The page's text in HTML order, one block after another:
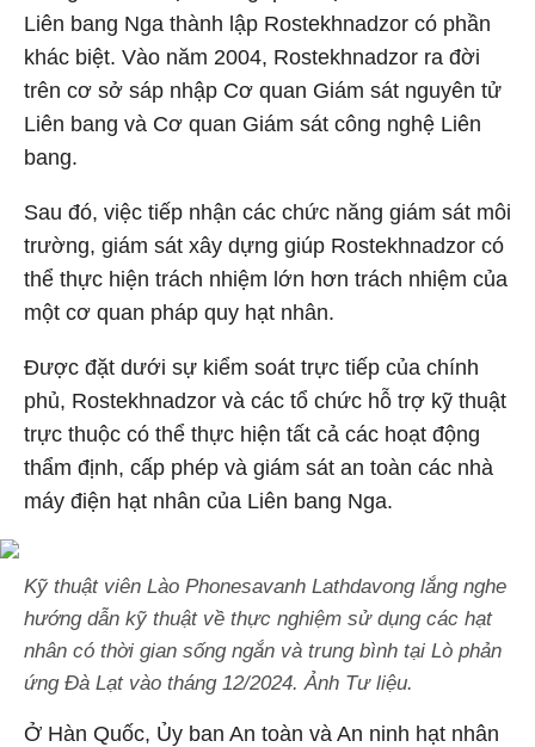
Liên bang Nga thành lập Rostekhnadzor có phần
khác biệt. Vào năm 2004, Rostekhnadzor ra đời
trên cơ sở sáp nhập Cơ quan Giám sát nguyên tử
Liên bang và Cơ quan Giám sát công nghệ Liên
bang.
Sau đó, việc tiếp nhận các chức năng giám sát môi
trường, giám sát xây dựng giúp Rostekhnadzor có
thể thực hiện trách nhiệm lớn hơn trách nhiệm của
một cơ quan pháp quy hạt nhân.
Được đặt dưới sự kiểm soát trực tiếp của chính
phủ, Rostekhnadzor và các tổ chức hỗ trợ kỹ thuật
trực thuộc có thể thực hiện tất cả các hoạt động
thẩm định, cấp phép và giám sát an toàn các nhà
máy điện hạt nhân của Liên bang Nga.
Kỹ thuật viên Lào Phonesavanh Lathdavong lắng nghe
hướng dẫn kỹ thuật về thực nghiệm sử dụng các hạt
nhân có thời gian sống ngắn và trung bình tại Lò phản
ứng Đà Lạt vào tháng 12/2024. Ảnh Tư liệu.
Ở Hàn Quốc, Ủy ban An toàn và An ninh hạt nhân